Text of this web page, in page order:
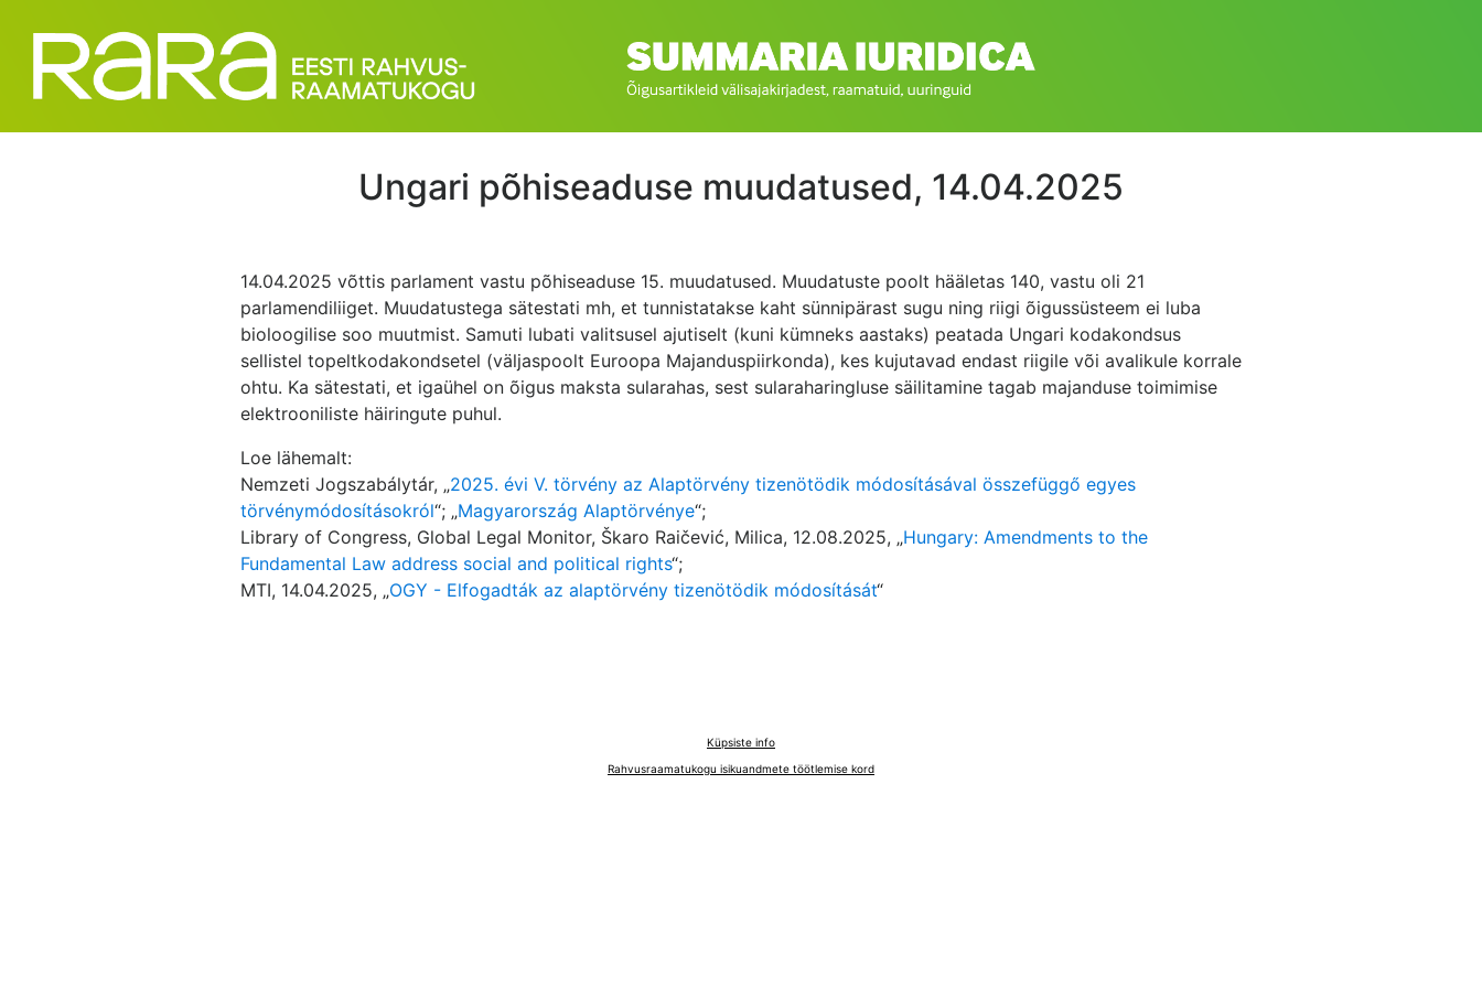
Ungari põhiseaduse muudatused, 14.04.2025
14.04.2025 võttis parlament vastu põhiseaduse 15. muudatused. Muudatuste poolt hääletas 140, vastu oli 21
parlamendiliiget. Muudatustega sätestati mh, et tunnistatakse kaht sünnipärast sugu ning riigi õigussüsteem ei luba
bioloogilise soo muutmist. Samuti lubati valitsusel ajutiselt (kuni kümneks aastaks) peatada Ungari kodakondsus
sellistel topeltkodakondsetel (väljaspoolt Euroopa Majanduspiirkonda), kes kujutavad endast riigile või avalikule korrale
ohtu. Ka sätestati, et igaühel on õigus maksta sularahas, sest sularaharingluse säilitamine tagab majanduse toimimise
elektrooniliste häiringute puhul.
Loe lähemalt:
Nemzeti Jogszabálytár, „2025. évi V. törvény az Alaptörvény tizenötödik módosításával összefüggő egyes
törvénymódosításokról“; „Magyarország Alaptörvénye“;
Library of Congress, Global Legal Monitor, Škaro Raičević, Milica, 12.08.2025, „Hungary: Amendments to the
Fundamental Law address social and political rights“;
MTI, 14.04.2025, „OGY - Elfogadták az alaptörvény tizenötödik módosítását“
Küpsiste info
Rahvusraamatukogu isikuandmete töötlemise kord